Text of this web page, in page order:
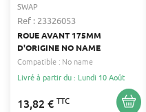
SWAP
Ref : 23326053
ROUE AVANT 175MM
D'ORIGINE NO NAME
Compatible : No name
Livré à partir du : Lundi 10 Août
13,82 € TTC